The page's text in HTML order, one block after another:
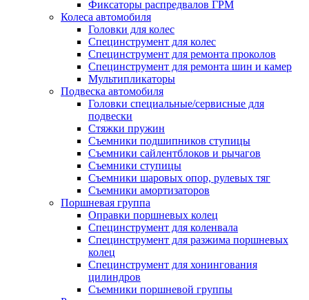
Фиксаторы распредвалов ГРМ
Колеса автомобиля
Головки для колес
Специнструмент для колес
Специнструмент для ремонта проколов
Специнструмент для ремонта шин и камер
Мультипликаторы
Подвеска автомобиля
Головки специальные/сервисные для
подвески
Стяжки пружин
Съемники подшипников ступицы
Съемники сайлентблоков и рычагов
Съемники ступицы
Съемники шаровых опор, рулевых тяг
Съемники амортизаторов
Поршневая группа
Оправки поршневых колец
Специнструмент для коленвала
Специнструмент для разжима поршневых
колец
Специнструмент для хонингования
цилиндров
Съемники поршневой группы